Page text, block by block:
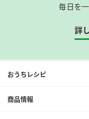
毎日を
詳
おうちレシピ
商品情報